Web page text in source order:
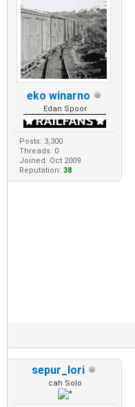
eko winarno
Edan Spoor
Posts: 3,300
Threads: 0
Joined: Oct 2009
Reputation: 38
sepur_lori
cah Solo